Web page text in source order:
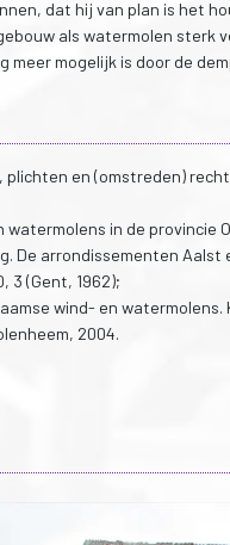
dat hij van plan is het
als watermolen sterk
meer mogelijk is door de
plichten en (omstreden)
watermolens in de
De arrondissementen
3 (Gent, 1962);
wind- en
2004.